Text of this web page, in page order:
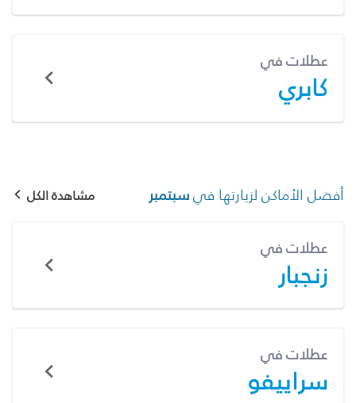
عطلات في
كابري
أفضل الأماكن لزيارتها فيسبتمبر مشاهدة الكل
عطلات في
زنجبار
عطلات في
سراييفو